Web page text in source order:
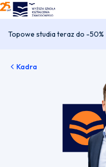
WSKZ - strona główna
Topowe studia teraz do -50%
Kadra